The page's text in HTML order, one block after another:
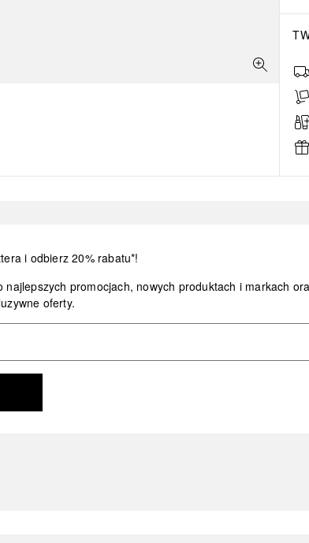
i odbierz 20% rabatu*!
najlepszych promocjach, nowych produktach i markach
oferty.